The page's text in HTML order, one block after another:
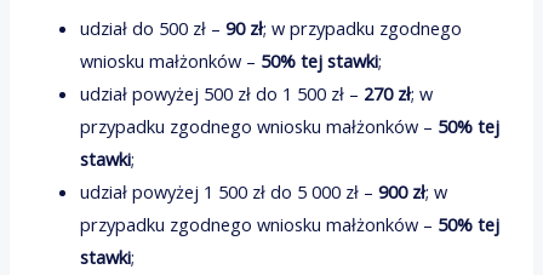
udział do 500 zł –90 zł; w przypadku zgodnego
wniosku małżonków – 50% tej stawki;
udział powyżej 500 zł do 1 500 zł – 270 zł; w
przypadku zgodnego wniosku małżonków – 50% tej
stawki;
udział powyżej 1 500 zł do 5 000 zł –900 zł; w
przypadku zgodnego wniosku małżonków – 50% tej
stawki;